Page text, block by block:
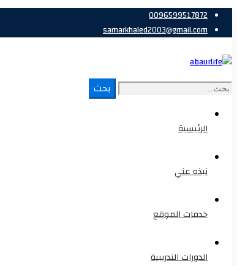
0096599517872
samarkhaled2003@gmail.com
بحث
الرئيسية
نبذه عني
خدمات الموقع
الدورات التدريبية